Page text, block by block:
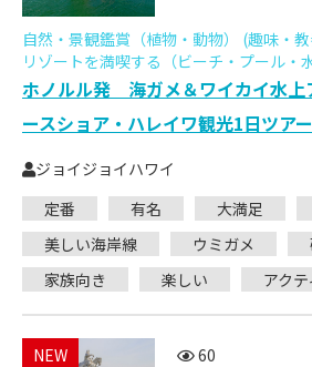
自然・景観鑑賞（植物・動物） (趣味・
リゾートを満喫する（ビーチ・プール・
ホノルル発 海ガメ＆ワイカイ水上
ースショア・ハレイワ観光1日ツアー
ジョイジョイハワイ
定番
有名 大満足
美しい海岸線
ウミガメ
家族向き
楽しい アクテ
NEW
60